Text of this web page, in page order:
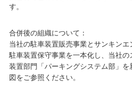
す。
合併後の組織について：
当社の駐車装置販売事業とサンキン
駐車装置保守事業を一本化し、当社
装置部門「パーキングシステム部」
図をご参照ください。